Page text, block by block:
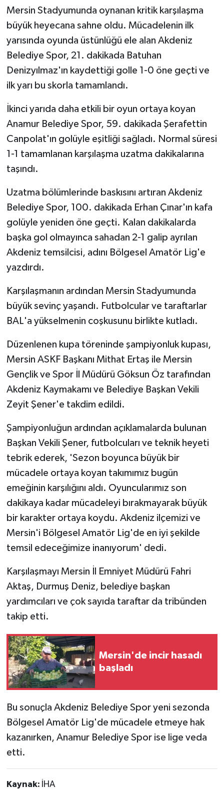
Mersin Stadyumunda oynanan kritik karşılaşma
büyük heyecana sahne oldu. Mücadelenin ilk
yarısında oyunda üstünlüğü ele alan Akdeniz
Belediye Spor, 21. dakikada Batuhan
Denizyılmaz'ın kaydettiği golle 1-0 öne geçti ve
ilk yarı bu skorla tamamlandı.
İkinci yarıda daha etkili bir oyun ortaya koyan
Anamur Belediye Spor, 59. dakikada Şerafettin
Canpolat'ın golüyle eşitliği sağladı. Normal süresi
1-1 tamamlanan karşılaşma uzatma dakikalarına
taşındı.
Uzatma bölümlerinde baskısını artıran Akdeniz
Belediye Spor, 100. dakikada Erhan Çınar'ın kafa
golüyle yeniden öne geçti. Kalan dakikalarda
başka gol olmayınca sahadan 2-1 galip ayrılan
Akdeniz temsilcisi, adını Bölgesel Amatör Lig'e
yazdırdı.
Karşılaşmanın ardından Mersin Stadyumunda
büyük sevinç yaşandı. Futbolcular ve taraftarlar
BAL'a yükselmenin coşkusunu birlikte kutladı.
Düzenlenen kupa töreninde şampiyonluk kupası,
Mersin ASKF Başkanı Mithat Ertaş ile Mersin
Gençlik ve Spor İl Müdürü Göksun Öz tarafından
Akdeniz Kaymakamı ve Belediye Başkan Vekili
Zeyit Şener'e takdim edildi.
Şampiyonluğun ardından açıklamalarda bulunan
Başkan Vekili Şener, futbolcuları ve teknik heyeti
tebrik ederek, 'Sezon boyunca büyük bir
mücadele ortaya koyan takımımız bugün
emeğinin karşılığını aldı. Oyuncularımız son
dakikaya kadar mücadeleyi bırakmayarak büyük
bir karakter ortaya koydu. Akdeniz ilçemizi ve
Mersin'i Bölgesel Amatör Lig'de en iyi şekilde
temsil edeceğimize inanıyorum' dedi.
Karşılaşmayı Mersin İl Emniyet Müdürü Fahri
Aktaş, Durmuş Deniz, belediye başkan
yardımcıları ve çok sayıda taraftar da tribünden
takip etti.
Mersin'de incir hasadı
başladı
Bu sonuçla Akdeniz Belediye Spor yeni sezonda
Bölgesel Amatör Lig'de mücadele etmeye hak
kazanırken, Anamur Belediye Spor ise lige veda
etti.
Kaynak: İHA